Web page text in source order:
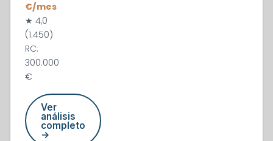
€/mes
★ 4,0
(1.450)
RC:
300.000
€
Ver
análisis
completo
→